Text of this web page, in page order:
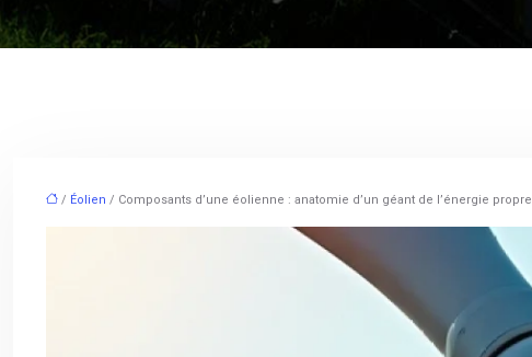
/ Éolien / Composants d’une éolienne : anatomie d’un géant de l’énergie propre